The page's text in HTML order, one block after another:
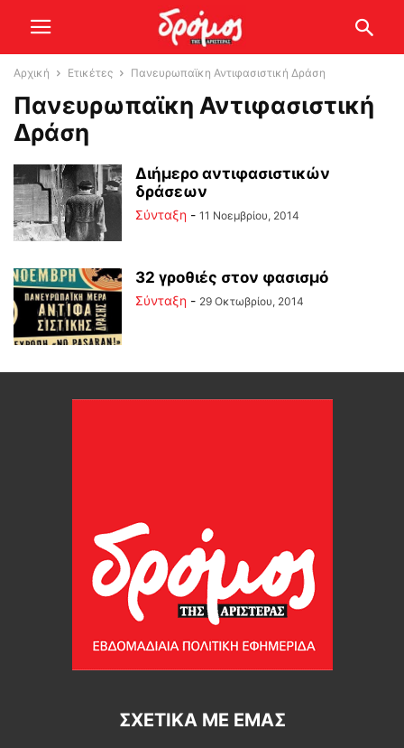
Αρχική Ετικέτες Πανευρωπαϊκη Αντιφασιστική Δράση
Πανευρωπαϊκη Αντιφασιστική
Δράση
Διήμερο αντιφασιστικών
δράσεων
Σύνταξη - 11 Νοεμβρίου, 2014
32 γροθιές στον φασισμό
Σύνταξη - 29 Οκτωβρίου, 2014
ΣΧΕΤΙΚΆ ΜΕ ΕΜΆΣ